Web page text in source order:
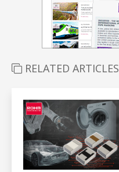
RELATED ARTICLES